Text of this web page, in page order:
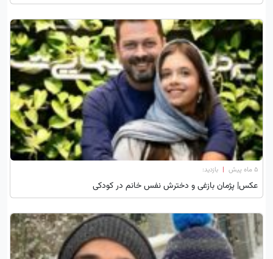
۵ ماه پیش | بازدید:
عکس| پژمان بازغی و دخترش نفس خانم در کودکی